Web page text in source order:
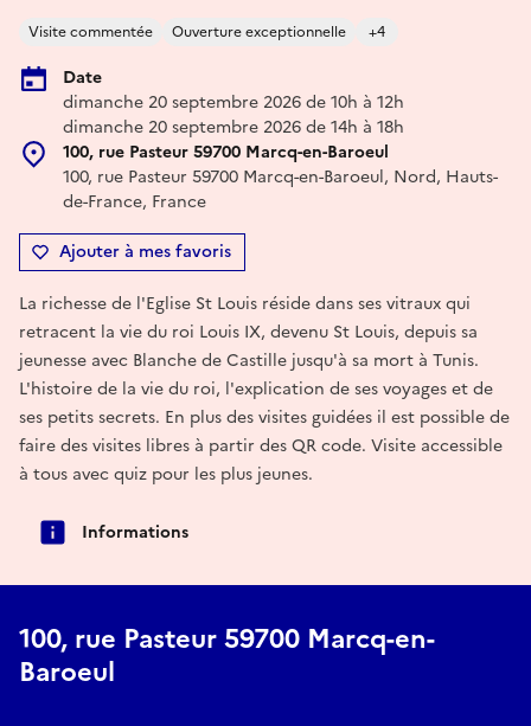
Visite commentée Ouverture exceptionnelle +4
Date
dimanche 20 septembre 2026 de 10h à 12h
dimanche 20 septembre 2026 de 14h à 18h
100, rue Pasteur 59700 Marcq-en-Baroeul
100, rue Pasteur 59700 Marcq-en-Baroeul, Nord, Hauts-
de-France, France
Ajouter à mes favoris
La richesse de l'Eglise St Louis réside dans ses vitraux qui
retracent la vie du roi Louis IX, devenu St Louis, depuis sa
jeunesse avec Blanche de Castille jusqu'à sa mort à Tunis.
L'histoire de la vie du roi, l'explication de ses voyages et de
ses petits secrets. En plus des visites guidées il est possible de
faire des visites libres à partir des QR code. Visite accessible
à tous avec quiz pour les plus jeunes.
Informations
100, rue Pasteur 59700 Marcq-en-
Baroeul